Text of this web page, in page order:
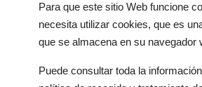
Para que este sitio Web funcione
necesita utilizar cookies, que es
que se almacena en su navegador
Puede consultar toda la